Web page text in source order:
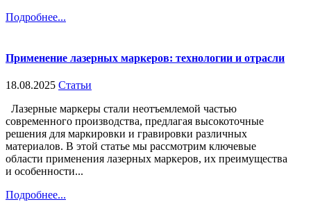
Подробнее...
Применение лазерных маркеров: технологии и отрасли
18.08.2025 Статьи
Лазерные маркеры стали неотъемлемой частью
современного производства, предлагая высокоточные
решения для маркировки и гравировки различных
материалов. В этой статье мы рассмотрим ключевые
области применения лазерных маркеров, их преимущества
и особенности...
Подробнее...